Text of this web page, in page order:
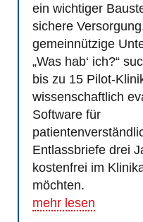
ein wichtiger
sichere
gemeinnützige
„Was hab‘ ich?“
bis zu 15 Pilot-
wissenschaftlich
Software für
Entlassbriefe drei
kostenfrei im
möchten.
mehr lesen